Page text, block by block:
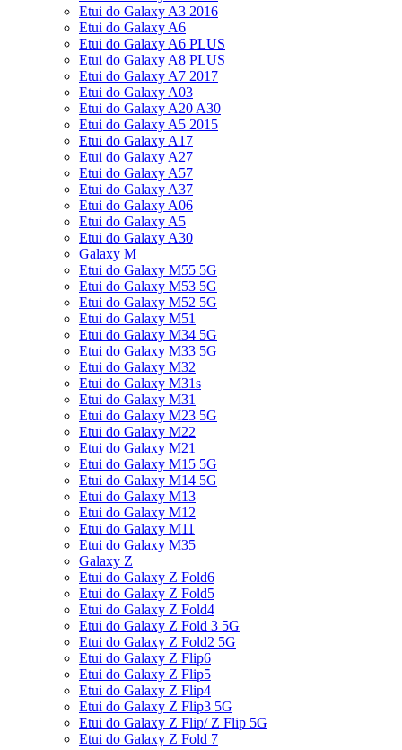
Etui do Galaxy A3 2016
Etui do Galaxy A6
Etui do Galaxy A6 PLUS
Etui do Galaxy A8 PLUS
Etui do Galaxy A7 2017
Etui do Galaxy A03
Etui do Galaxy A20 A30
Etui do Galaxy A5 2015
Etui do Galaxy A17
Etui do Galaxy A27
Etui do Galaxy A57
Etui do Galaxy A37
Etui do Galaxy A06
Etui do Galaxy A5
Etui do Galaxy A30
Galaxy M
Etui do Galaxy M55 5G
Etui do Galaxy M53 5G
Etui do Galaxy M52 5G
Etui do Galaxy M51
Etui do Galaxy M34 5G
Etui do Galaxy M33 5G
Etui do Galaxy M32
Etui do Galaxy M31s
Etui do Galaxy M31
Etui do Galaxy M23 5G
Etui do Galaxy M22
Etui do Galaxy M21
Etui do Galaxy M15 5G
Etui do Galaxy M14 5G
Etui do Galaxy M13
Etui do Galaxy M12
Etui do Galaxy M11
Etui do Galaxy M35
Galaxy Z
Etui do Galaxy Z Fold6
Etui do Galaxy Z Fold5
Etui do Galaxy Z Fold4
Etui do Galaxy Z Fold 3 5G
Etui do Galaxy Z Fold2 5G
Etui do Galaxy Z Flip6
Etui do Galaxy Z Flip5
Etui do Galaxy Z Flip4
Etui do Galaxy Z Flip3 5G
Etui do Galaxy Z Flip/ Z Flip 5G
Etui do Galaxy Z Fold 7